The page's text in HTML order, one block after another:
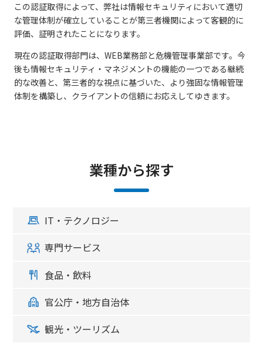
この認証取得によって、弊社は情報セキュリティにおいて適切
な管理体制が確立していることが第三者機関によって客観的に
評価、証明されたことになります。
現在の認証取得部門は、WEB業務部と危機管理事業部です。今
後も情報セキュリティ・マネジメントの機能の一つである継続
的な改善と、第三者的な視点に基づいた、より強固な情報管理
体制を構築し、クライアントの信頼にお応えしてゆきます。
業種から探す
IT・テクノロジー
専門サービス
食品・飲料
官公庁・地方自治体
観光・ツーリズム